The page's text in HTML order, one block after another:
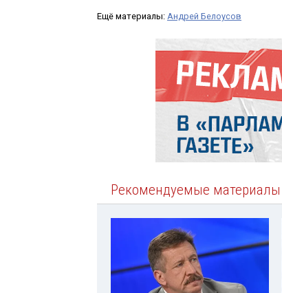
Ещё материалы: Андрей Белоусов
Рекомендуемые материалы